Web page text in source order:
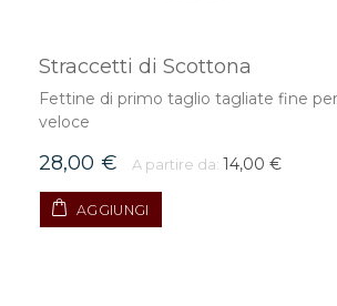
Straccetti di Scottona
Fettine di primo taglio tagliate fine
veloce
28,00 € A partire da: 14,00 €
AGGIUNGI